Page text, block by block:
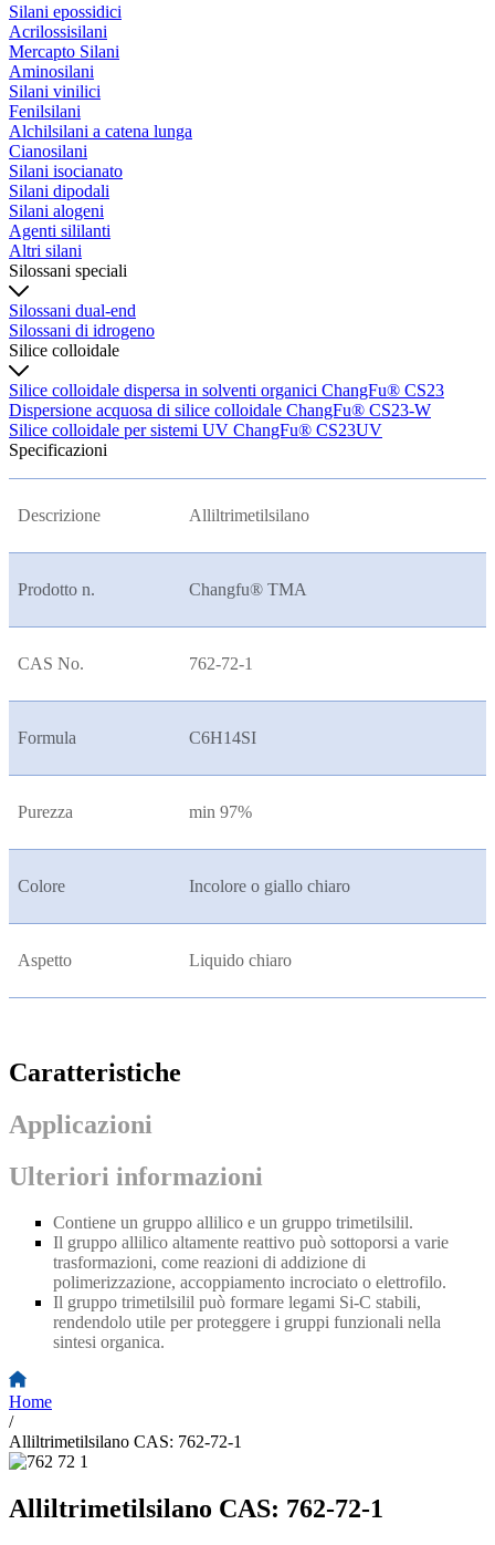
Silani epossidici
Acrilossisilani
Mercapto Silani
Aminosilani
Silani vinilici
Fenilsilani
Alchilsilani a catena lunga
Cianosilani
Silani isocianato
Silani dipodali
Silani alogeni
Agenti sililanti
Altri silani
Silossani speciali
Silossani dual-end
Silossani di idrogeno
Silice colloidale
Silice colloidale dispersa in solventi organici ChangFu® CS23
Dispersione acquosa di silice colloidale ChangFu® CS23-W
Silice colloidale per sistemi UV ChangFu® CS23UV
Specificazioni
Descrizione Alliltrimetilsilano
Prodotto n. Changfu® TMA
CAS No. 762-72-1
Formula C6H14SI
Purezza min 97%
Colore Incolore o giallo chiaro
Aspetto Liquido chiaro
Caratteristiche
Applicazioni
Ulteriori informazioni
Contiene un gruppo allilico e un gruppo trimetilsilil.
Il gruppo allilico altamente reattivo può sottoporsi a varie
trasformazioni, come reazioni di addizione di
polimerizzazione, accoppiamento incrociato o elettrofilo.
Il gruppo trimetilsilil può formare legami Si-C stabili,
rendendolo utile per proteggere i gruppi funzionali nella
sintesi organica.
Home
/
Alliltrimetilsilano CAS: 762-72-1
Alliltrimetilsilano CAS: 762-72-1